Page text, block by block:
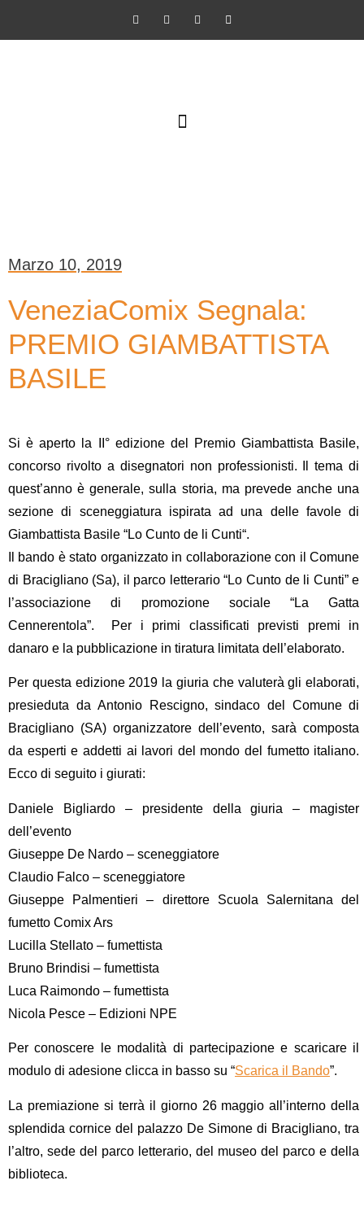
Marzo 10, 2019
VeneziaComix Segnala:
PREMIO GIAMBATTISTA
BASILE
Si è aperto la II° edizione del Premio Giambattista Basile,
concorso rivolto a disegnatori non professionisti. Il tema di
quest’anno è generale, sulla storia, ma prevede anche una
sezione di sceneggiatura ispirata ad una delle favole di
Giambattista Basile “Lo Cunto de li Cunti“.
Il bando è stato organizzato in collaborazione con ilComune
di Bracigliano(Sa), il parco letterario “Lo Cunto de li Cunti”e
l’associazione di promozione sociale“La Gatta
Cennerentola”. Per i primi classificati previsti premi in
danaro e la pubblicazione in tiratura limitata dell’elaborato.
Per questa edizione 2019 la giuria che valuterà gli elaborati,
presieduta daAntonio Rescigno,sindaco del Comune di
Bracigliano (SA) organizzatore dell’evento, sarà composta
da esperti e addetti ai lavori del mondo del fumetto italiano.
Ecco di seguito i giurati:
Daniele Bigliardo – presidente della giuria – magister
dell’evento
Giuseppe De Nardo – sceneggiatore
Claudio Falco – sceneggiatore
Giuseppe Palmentieri – direttore Scuola Salernitana del
fumetto Comix Ars
Lucilla Stellato – fumettista
Bruno Brindisi – fumettista
Luca Raimondo – fumettista
Nicola Pesce – Edizioni NPE
Per conoscere le modalità di partecipazione e scaricare il
modulo di adesione clicca in basso su “Scarica il Bando”.
La premiazione si terrà il giorno 26 maggio all’interno della
splendida cornice del palazzo De Simone di Bracigliano, tra
l’altro, sede del parco letterario, del museo del parco e della
biblioteca.